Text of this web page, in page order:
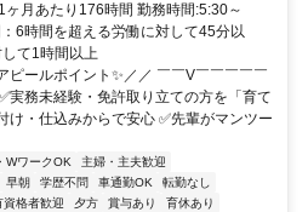
月あたり176時間 勤務時間:5:30～
6時間を超える労働に対して45分以
て1時間以上
ピールポイント✨／／ ￣￣V￣￣￣￣￣
実務未経験・免許取り立ての方を「育て
け・仕込みからで安心 ✅先輩がマンツー
WワークOK
主婦・主夫歓迎
早朝 学歴不問 車通勤OK
転勤なし
資格者歓迎 夕方 賞与あり
育休あり